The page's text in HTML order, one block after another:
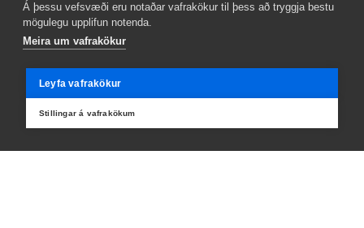
411 7848
Sími Sæmundarskóla
saemundarskoli@reykjavik.is
Sendu okkur línu
Fjósið
Frístundaheimili
Á þessu vefsvæði eru notaðar vafrakökur til þess að tryggja bestu
mögulegu upplifun notenda.
Meira um vafrakökur
Leyfa vafrakökur
Stillingar á vafrakökum